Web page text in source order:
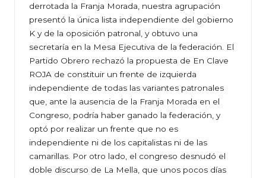
derrotada la Franja Morada, nuestra agrupación
presentó la única lista independiente del gobierno
K y de la oposición patronal, y obtuvo una
secretaría en la Mesa Ejecutiva de la federación. El
Partido Obrero rechazó la propuesta de En Clave
ROJA de constituir un frente de izquierda
independiente de todas las variantes patronales
que, ante la ausencia de la Franja Morada en el
Congreso, podría haber ganado la federación, y
optó por realizar un frente que no es
independiente ni de los capitalistas ni de las
camarillas. Por otro lado, el congreso desnudó el
doble discurso de La Mella, que unos pocos días